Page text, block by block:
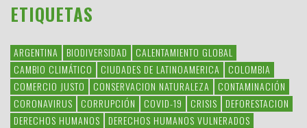
ETIQUETAS
ARGENTINA BIODIVERSIDAD
CALENTAMIENTO GLOBAL
CAMBIO CLIMÁTICO
CIUDADES DE LATINOAMERICA
COLOMBIA
COMERCIO JUSTO
CONSERVACION NATURALEZA
CONTAMINACIÓN
CORONAVIRUS
CORRUPCIÓN COVID-19 CRISIS
DEFORESTACION
DERECHOS HUMANOS
DERECHOS HUMANOS VULNERADOS